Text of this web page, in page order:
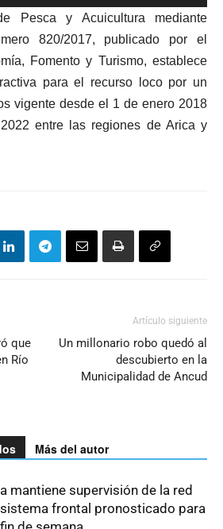
Pesca y Acuicultura mediante
820/2017, publicado por el
Fomento y Turismo, establece
para el recurso loco por un
vigente desde el 1 de enero 2018
entre las regiones de Arica y
que
Río
Artículo siguiente
Un millonario robo quedó al
descubierto en la
Municipalidad de Ancud
Más del autor
mantiene supervisión de la red
frontal pronosticado para